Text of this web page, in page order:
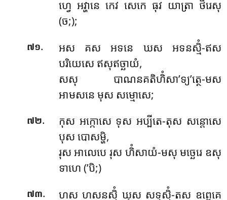
ហ្វេ អវ្ហានេ កេវ សេកេ ធុវ យាត្រា ថិរេសុ
(ច;);
៧១.
អស គស អទនេ ឃស អទនស្មិំ-ឥស
បរិយេសេ ឥសុឥច្ឆាយំ,
សសុ បាណនគតិហិំសា’ទ្យ’ត្ថេ-មស
អាមសនេ មុស សម្មោសេ;
៧២.
កុស អក្កោសេ ទុស អប្បីតេ-តុស សន្តោសេ
បុស បោសម្ហិ,
រុស អាលេបេ រុស ហិំសាយំ-មសុ មច្ឆេរេ ឧសុ
ទាហេ (’បិ;)
៧៣.
ហស ហសនស្មិំ ឃុស សទ្ទស្មិំ-តស ឧព្ពេគេ